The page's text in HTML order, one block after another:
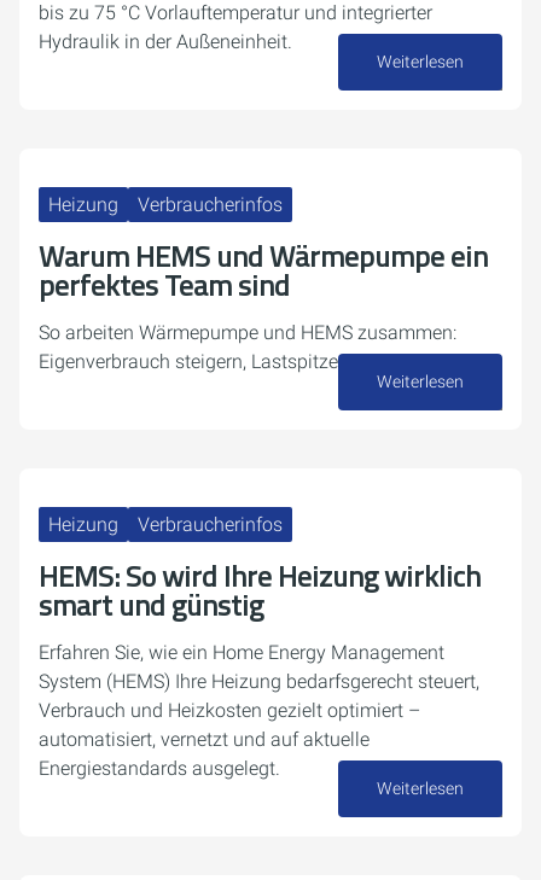
bis zu 75 °C Vorlauftemperatur und integrierter
Hydraulik in der Außeneinheit.
Weiterlesen
Heizung Verbraucherinfos
Warum HEMS und Wärmepumpe ein
perfektes Team sind
So arbeiten Wärmepumpe und HEMS zusammen:
Eigenverbrauch steigern, Lastspitzen vermeiden.
Weiterlesen
Heizung Verbraucherinfos
HEMS: So wird Ihre Heizung wirklich
smart und günstig
Erfahren Sie, wie ein Home Energy Management
System (HEMS) Ihre Heizung bedarfsgerecht steuert,
Verbrauch und Heizkosten gezielt optimiert –
automatisiert, vernetzt und auf aktuelle
Energiestandards ausgelegt.
Weiterlesen